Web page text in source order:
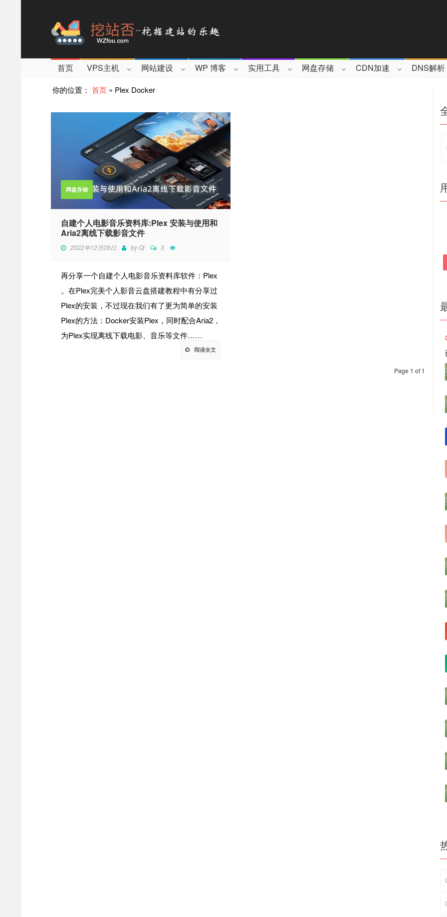
首页 VPS主机 网站建设 WP 博客 实用工具 网盘存储 CDN加速 DNS解析
你的位置： 首页 » Plex Docker
网盘存储
自建个人电影音乐资料库:Plex 安装与使用和
Aria2离线下载影音文件
2022年12月28日 byQi 3
再分享一个自建个人电影音乐资料库软件：Plex
。在Plex完美个人影音云盘搭建教程中有分享过
Plex的安装，不过现在我们有了更为简单的安装
Plex的方法：Docker安装Plex，同时配合Aria2，
为Plex实现离线下载电影、音乐等文件……
阅读全文
Page 1 of 1